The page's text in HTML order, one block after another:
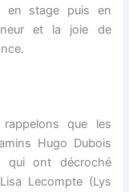
en stage puis en
et la joie de
que les
Hugo Dubois
qui ont décroché
Lecompte (Lys